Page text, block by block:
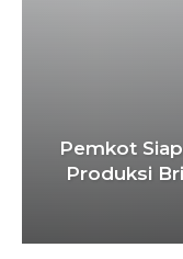
Pemkot
Produksi